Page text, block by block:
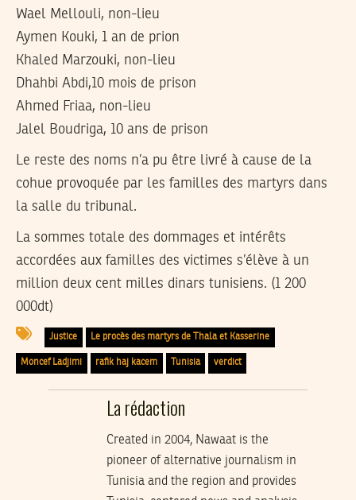
Wael Mellouli, non-lieu
Aymen Kouki, 1 an de prion
Khaled Marzouki, non-lieu
Dhahbi Abdi,10 mois de prison
Ahmed Friaa, non-lieu
Jalel Boudriga, 10 ans de prison
Le reste des noms n’a pu être livré à cause de la
cohue provoquée par les familles des martyrs dans
la salle du tribunal.
La sommes totale des dommages et intérêts
accordées aux familles des victimes s’élève à un
million deux cent milles dinars tunisiens. (1 200
000dt)
Justice Le procès des martyrs de Thala et Kasserine
Moncef Ladjimi rafik haj kacem Tunisia verdict
La rédaction
Created in 2004, Nawaat is the
pioneer of alternative journalism in
Tunisia and the region and provides